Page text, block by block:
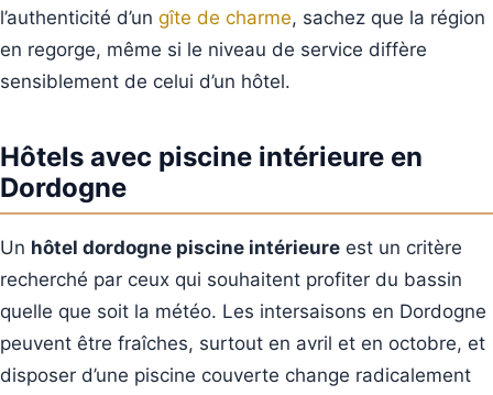
l’authenticité d’un gîte de charme, sachez que la région
en regorge, même si le niveau de service diffère
sensiblement de celui d’un hôtel.
Hôtels avec piscine intérieure en
Dordogne
Un hôtel dordogne piscine intérieure est un critère
recherché par ceux qui souhaitent profiter du bassin
quelle que soit la météo. Les intersaisons en Dordogne
peuvent être fraîches, surtout en avril et en octobre, et
disposer d’une piscine couverte change radicalement